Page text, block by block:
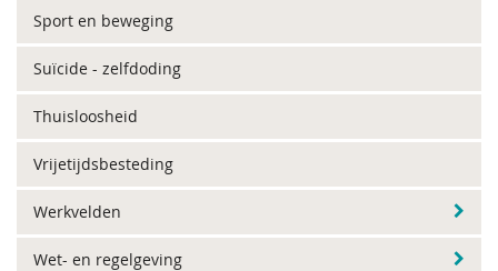
Sport en beweging
Suïcide - zelfdoding
Thuisloosheid
Vrijetijdsbesteding
Werkvelden
Wet- en regelgeving